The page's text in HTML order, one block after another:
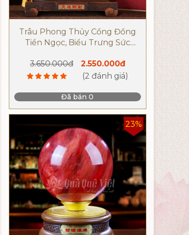
Trâu Phong Thủy Cổng Đồng
Tiền Ngọc, Biểu Trưng Sức
3.650.000đ
2.550.000đ
(2 đánh giá)
Đã bán 0
23%